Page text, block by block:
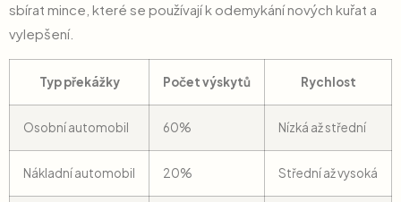
sbírat mince, které se používají k odemykání nových kuřat a
vylepšení.
Typ překážky Počet výskytů Rychlost
Osobní automobil 60% Nízká až střední
Nákladní automobil 20% Střední až vysoká